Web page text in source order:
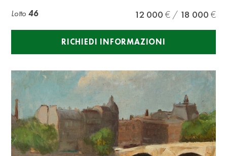
Lotto46 12 000 18 000
RICHIEDI INFORMAZIONI